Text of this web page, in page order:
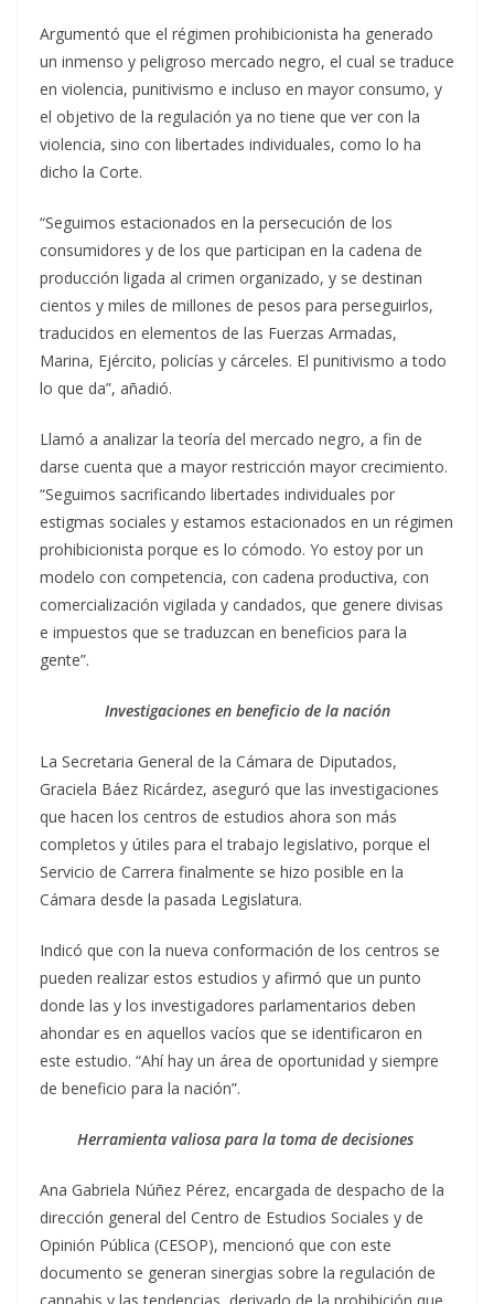
Argumentó que el régimen prohibicionista ha generado
un inmenso y peligroso mercado negro, el cual se traduce
en violencia, punitivismo e incluso en mayor consumo, y
el objetivo de la regulación ya no tiene que ver con la
violencia, sino con libertades individuales, como lo ha
dicho la Corte.
“Seguimos estacionados en la persecución de los
consumidores y de los que participan en la cadena de
producción ligada al crimen organizado, y se destinan
cientos y miles de millones de pesos para perseguirlos,
traducidos en elementos de las Fuerzas Armadas,
Marina, Ejército, policías y cárceles. El punitivismo a todo
lo que da”, añadió.
Llamó a analizar la teoría del mercado negro, a fin de
darse cuenta que a mayor restricción mayor crecimiento.
“Seguimos sacrificando libertades individuales por
estigmas sociales y estamos estacionados en un régimen
prohibicionista porque es lo cómodo. Yo estoy por un
modelo con competencia, con cadena productiva, con
comercialización vigilada y candados, que genere divisas
e impuestos que se traduzcan en beneficios para la
gente”.
Investigaciones en beneficio de la nación
La Secretaria General de la Cámara de Diputados,
Graciela Báez Ricárdez, aseguró que las investigaciones
que hacen los centros de estudios ahora son más
completos y útiles para el trabajo legislativo, porque el
Servicio de Carrera finalmente se hizo posible en la
Cámara desde la pasada Legislatura.
Indicó que con la nueva conformación de los centros se
pueden realizar estos estudios y afirmó que un punto
donde las y los investigadores parlamentarios deben
ahondar es en aquellos vacíos que se identificaron en
este estudio. “Ahí hay un área de oportunidad y siempre
de beneficio para la nación”.
Herramienta valiosa para la toma de decisiones
Ana Gabriela Núñez Pérez, encargada de despacho de la
dirección general del Centro de Estudios Sociales y de
Opinión Pública (CESOP), mencionó que con este
documento se generan sinergias sobre la regulación de